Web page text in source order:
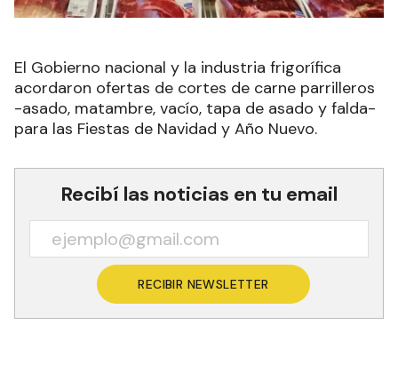
El Gobierno nacional y la industria frigorífica
acordaron ofertas de cortes de carne parrilleros
-asado, matambre, vacío, tapa de asado y falda-
para las Fiestas de Navidad y Año Nuevo.
Recibí las noticias en tu email
RECIBIR NEWSLETTER